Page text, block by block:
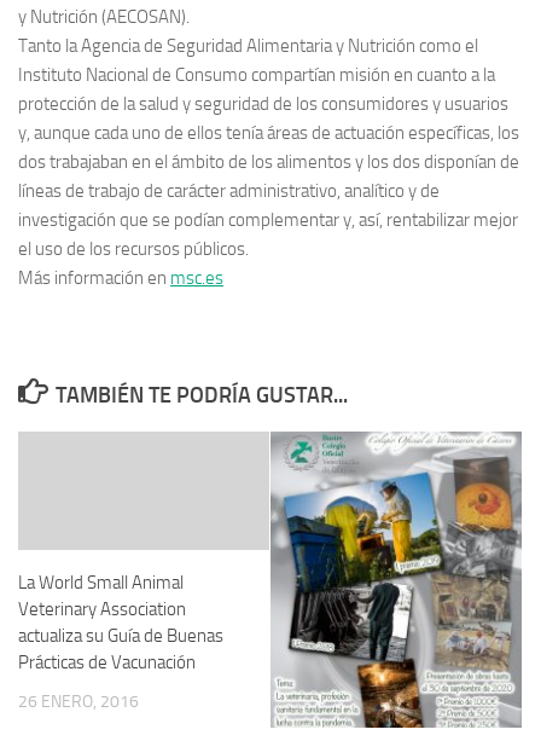
y Nutrición (AECOSAN).
Tanto la Agencia de Seguridad Alimentaria y Nutrición como el
Instituto Nacional de Consumo compartían misión en cuanto a la
protección de la salud y seguridad de los consumidores y usuarios
y, aunque cada uno de ellos tenía áreas de actuación específicas, los
dos trabajaban en el ámbito de los alimentos y los dos disponían de
líneas de trabajo de carácter administrativo, analítico y de
investigación que se podían complementar y, así, rentabilizar mejor
el uso de los recursos públicos.
Más información en msc.es
TAMBIÉN TE PODRÍA GUSTAR...
La World Small Animal
Veterinary Association
actualiza su Guía de Buenas
Prácticas de Vacunación
26 ENERO, 2016